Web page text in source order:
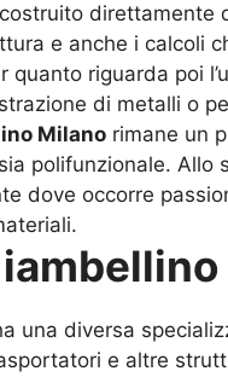
direttamente
e anche i calcoli
quanto riguarda poi
di metalli o
Milano rimane un
polifunzionale. Allo
dove occorre
una diversa
e altre